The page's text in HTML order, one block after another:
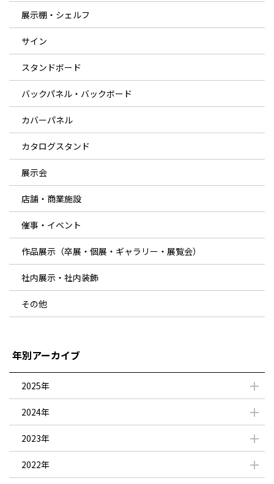
展示棚・シェルフ
サイン
スタンドボード
バックパネル・バックボード
カバーパネル
カタログスタンド
展示会
店舗・商業施設
催事・イベント
作品展示（卒展・個展・ギャラリー・展覧会）
社内展示・社内装飾
その他
年別アーカイブ
2025年
2024年
2023年
2022年